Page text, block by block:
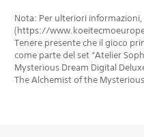
Nota: Per ulteriori
(https://
Tenere presente che il gioco
come parte del set “Atelier
Mysterious Dream Digital
The Alchemist of the